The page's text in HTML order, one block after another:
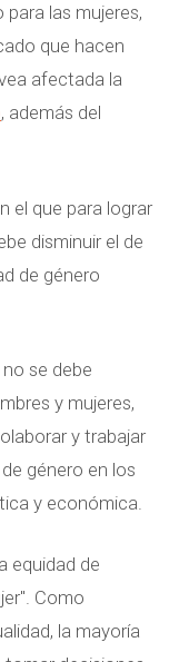
las mujeres,
que hacen
afectada la
, además del
el que para lograr
disminuir el de
de género
se debe
y mujeres,
y trabajar
género en los
y económica.
equidad de
Como
la mayoría